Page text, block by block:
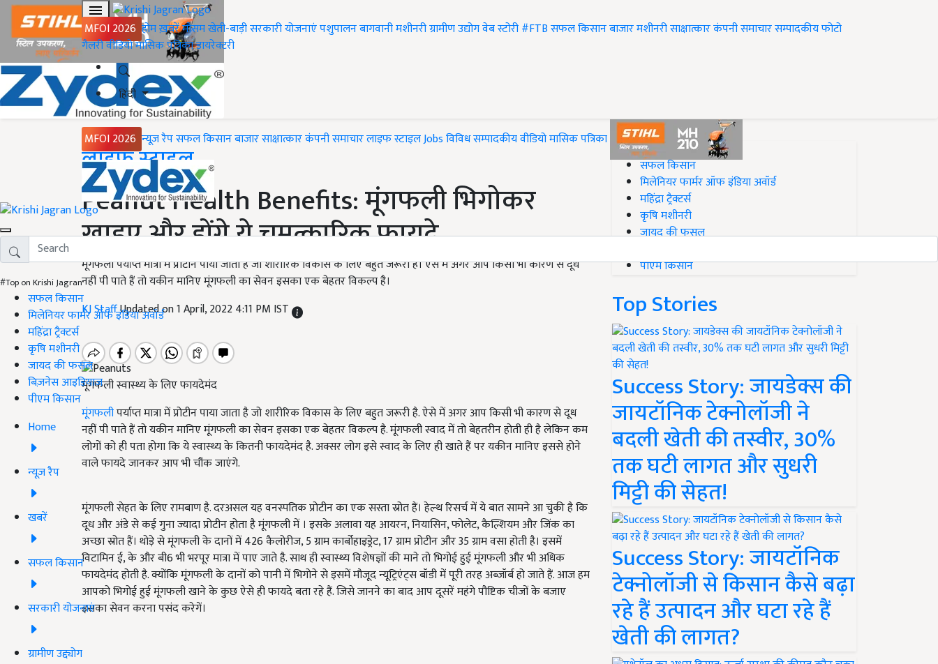
MFOI 2026 होमख़बरेंमौसमखेती-बाड़ीसरकारी योजनाएंपशुपालनबागवानीमशीनरीग्रामीण उद्योगवेब स्टोरी#FTBसफल किसानबाजारमशीनरीसाक्षात्कारकंपनी समाचारसम्पादकीयफोटो
गैलरीवीडियोमासिक पत्रिकाडायरेक्टरी
हिंदी
MFOI 2026 न्यूज़ रैपसफल किसानबाजारसाक्षात्कारकंपनी समाचारलाइफ स्टाइलJobsविविधसम्पादकीयवीडियोमासिक पत्रिका
#Top on Krishi Jagran
सफल किसान
मिलेनियर फार्मर ऑफ इंडिया अवॉर्ड
महिंद्रा ट्रैक्टर्स
कृषि मशीनरी
जायद की फसल
बिज़नेस आइडियाज
पीएम किसान
Home
न्यूज़ रैप
खबरें
सफल किसान
सरकारी योजनाएं
ग्रामीण उद्द्योग
Home
लाइफ स्टाइल
Peanut Health Benefits: मूंगफली भिगोकर
खाइए और होंगे ये चमत्कारिक फायदे
मूंगफली पर्याप्त मात्रा में प्रोटीन पाया जाता है जो शारीरिक विकास के लिए बहुत जरूरी है। ऐसे में अगर आप किसी भी कारण से दूध
नहीं पी पाते हैं तो यकीन मानिए मूंगफली का सेवन इसका एक बेहतर विकल्प है।
KJ StaffUpdated on 1 April, 2022 4:11 PM IST
मूंगफली स्वास्थ्य के लिए फायदेमंद
मूंगफलीपर्याप्त मात्रा में प्रोटीन पाया जाता है जो शारीरिक विकास के लिए बहुत जरूरी है. ऐसे में अगर आप किसी भी कारण से दूध
नहीं पी पाते हैं तो यकीन मानिए मूंगफली का सेवन इसका एक बेहतर विकल्प है. मूंगफली स्वाद में तो बेहतरीन होती ही है लेकिन कम
लोगों को ही पता होगा कि ये स्वास्थ्य के कितनी फायदेमंद है. अक्सर लोग इसे स्वाद के लिए ही खाते हैं पर यकीन मानिए इससे होने
वाले फायदे जानकर आप भी चौंक जाएंगे.
मूंगफली सेहत के लिए रामबाण है. दरअसल यह वनस्पतिक प्रोटीन का एक सस्ता स्रोत हैं। हेल्थ रिसर्च में ये बात सामने आ चुकी है कि
दूध और अंडे से कई गुना ज्यादा प्रोटीन होता है मूंगफली में । इसके अलावा यह आयरन, नियासिन, फोलेट, कैल्शियम और जिंक का
अच्छा स्रोत हैं। थोड़े से मूंगफली के दानों में 426 कैलोरीज, 5 ग्राम कार्बोहाइड्रेट, 17 ग्राम प्रोटीन और 35 ग्राम वसा होती है। इसमें
विटामिन ई, के और बी6 भी भरपूर मात्रा में पाए जाते है. साथ ही स्वास्थ्य विशेषज्ञों की माने तो भिगोई हुई मूंगफली और भी अधिक
फायदेमंद होती है. क्योंकि मूंगफली के दानों को पानी में भिगोने से इसमें मौजूद न्यूट्रिएंट्स बॉडी में पूरी तरह अब्जॉर्ब हो जाते हैं. आज हम
आपको भिगोई हुई मूंगफली खाने के कुछ ऐसे ही फायदे बता रहे हैं. जिसे जानने का बाद आप दूसरें महंगे पौष्टिक चीजों के बजाए
इसका सेवन करना पसंद करेगें।
#Top on Krishi Jagran
सफल किसान
मिलेनियर फार्मर ऑफ इंडिया अवॉर्ड
महिंद्रा ट्रैक्टर्स
कृषि मशीनरी
जायद की फसल
पीएम किसान
Top Stories
Success Story: जायडेक्स की
जायटॉनिक टेक्नोलॉजी ने
बदली खेती की तस्वीर, 30%
तक घटी लागत और सुधरी
मिट्टी की सेहत!
Success Story: जायटॉनिक
टेक्नोलॉजी से किसान कैसे बढ़ा
रहे हैं उत्पादन और घटा रहे हैं
खेती की लागत?